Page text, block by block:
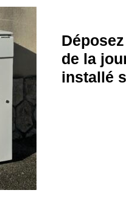
de la
installé